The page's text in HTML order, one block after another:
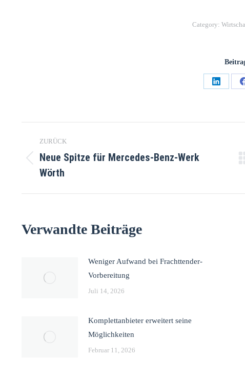
Category:
ZURÜCK
Neue Spitze für Mercedes-Benz-Werk
Wörth
Verwandte Beiträge
Weniger Aufwand bei Frachttender-
Vorbereitung
Juli 14, 2026
Komplettanbieter erweitert seine
Möglichkeiten
Februar 11, 2026